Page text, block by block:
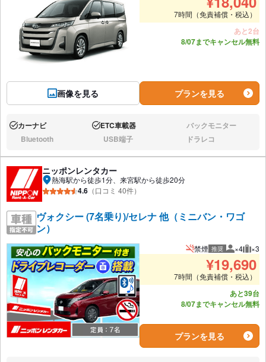
画像を見る
7時間（免責補償・税込）
あと2台
8/07までキャンセル無料
プランを見る
あり:カーナビ あり:ETC車載器 なし:バックモニター
なし:Bluetooth なし:USB端子 なし:ドラレコ
ニッポンレンタカー
熱海駅から徒歩1分、来宮駅から徒歩20分
4.6 （口コミ 40件）
ヴォクシー (7名乗り)/セレナ 他（ミニバン・ワゴ
ン）
禁煙 推奨 推奨人数
×4 推
×3
¥19,690
7時間（免責補償・税込）
あと39台
8/07までキャンセル無料
プランを見る